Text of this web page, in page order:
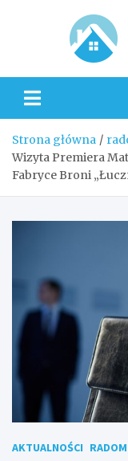
Strona główna
Wizyta Premiera
Fabryce Broni
AKTUALNOŚCI RADOM